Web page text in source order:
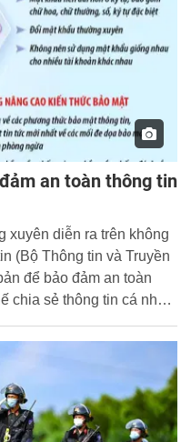
an toàn thông tin
diễn ra trên không
(Bộ Thông tin và Truyền
để bảo đảm an toàn
chia sẻ thông tin cá nhân,